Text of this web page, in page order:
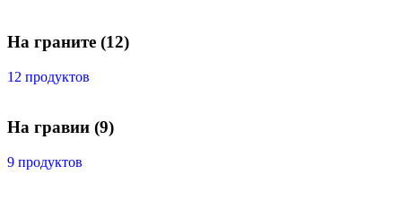
На граните (12)
12 продуктов
На гравии (9)
9 продуктов